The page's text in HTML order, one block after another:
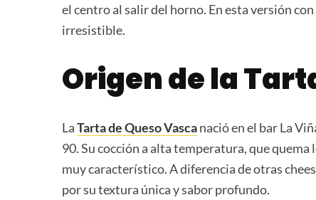
el centro al salir del horno. En esta versión
irresistible.
Origen de la
LaTarta de Queso Vascanació en el bar La
90. Su cocción a alta temperatura, que
muy característico. A diferencia de otras
por su textura única y sabor profundo.